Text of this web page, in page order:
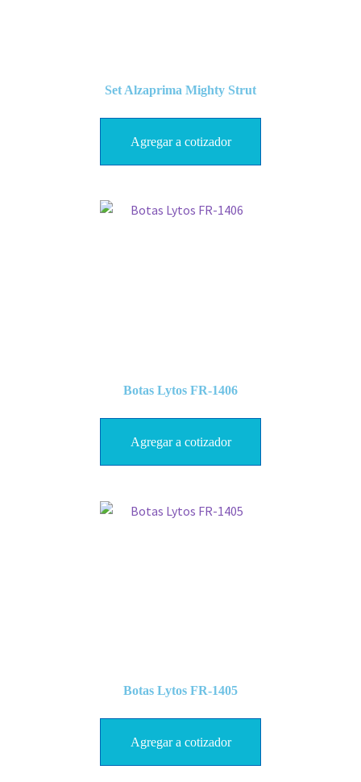
Set Alzaprima Mighty Strut
Agregar a cotizador
Botas Lytos FR-1406
Agregar a cotizador
Botas Lytos FR-1405
Agregar a cotizador